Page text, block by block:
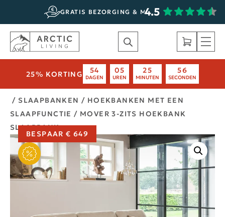
GRATIS BEZORGING & MONTAGE STEL
4.5
25% KORTING 54
DAGEN
05
UREN
25
MINUTEN
56
SECONDEN
/ SLAAPBANKEN / HOEKBANKEN MET EEN
SLAAPFUNCTIE / MOVER 3-ZITS HOEKBANK
SLAAPBANK
BESPAAR € 649